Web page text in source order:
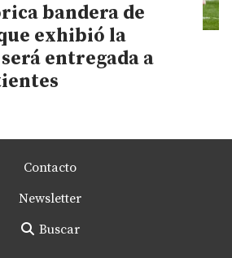
bandera de
exhibió la
entregada a
Contacto
Newsletter
Buscar